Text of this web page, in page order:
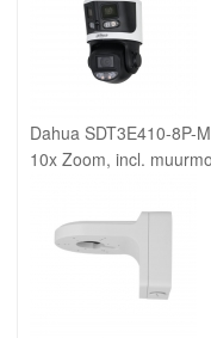
Dahua SDT3E410-8P-
10x Zoom, incl.